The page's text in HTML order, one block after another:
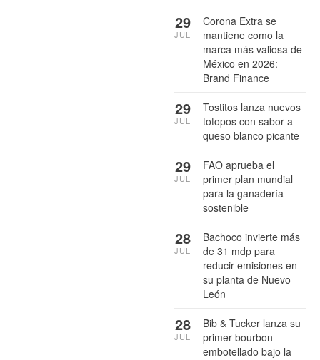
Corona Extra se
mantiene como la
marca más valiosa de
México en 2026:
Brand Finance
29
JUL
Tostitos lanza nuevos
totopos con sabor a
queso blanco picante
29
JUL
FAO aprueba el
primer plan mundial
para la ganadería
sostenible
29
JUL
Bachoco invierte más
de 31 mdp para
reducir emisiones en
su planta de Nuevo
León
28
JUL
Bib & Tucker lanza su
primer bourbon
embotellado bajo la
28
JUL